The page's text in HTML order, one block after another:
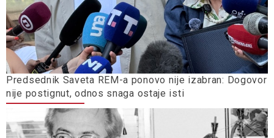
Predsednik Saveta REM-a ponovo nije izabran: Dogovor
nije postignut, odnos snaga ostaje isti